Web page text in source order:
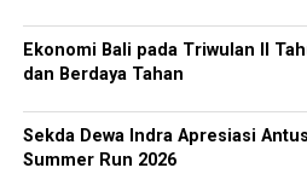
Ekonomi Bali pada Triwulan II
dan Berdaya Tahan
Sekda Dewa Indra Apresiasi
Summer Run 2026